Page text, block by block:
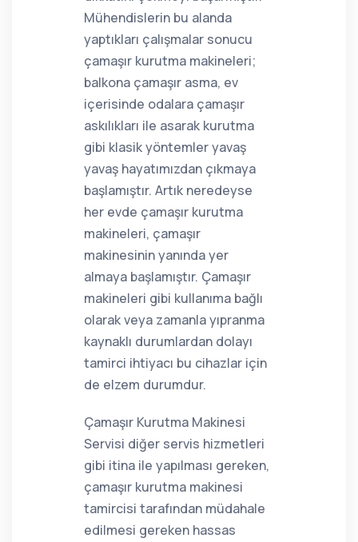
Mühendislerin bu alanda
yaptıkları çalışmalar sonucu
çamaşır kurutma makineleri;
balkona çamaşır asma, ev
içerisinde odalara çamaşır
askılıkları ile asarak kurutma
gibi klasik yöntemler yavaş
yavaş hayatımızdan çıkmaya
başlamıştır. Artık neredeyse
her evde çamaşır kurutma
makineleri, çamaşır
makinesinin yanında yer
almaya başlamıştır. Çamaşır
makineleri gibi kullanıma bağlı
olarak veya zamanla yıpranma
kaynaklı durumlardan dolayı
tamirci ihtiyacı bu cihazlar için
de elzem durumdur.
Çamaşır Kurutma Makinesi
Servisi diğer servis hizmetleri
gibi itina ile yapılması gereken,
çamaşır kurutma makinesi
tamircisi tarafından müdahale
edilmesi gereken hassas